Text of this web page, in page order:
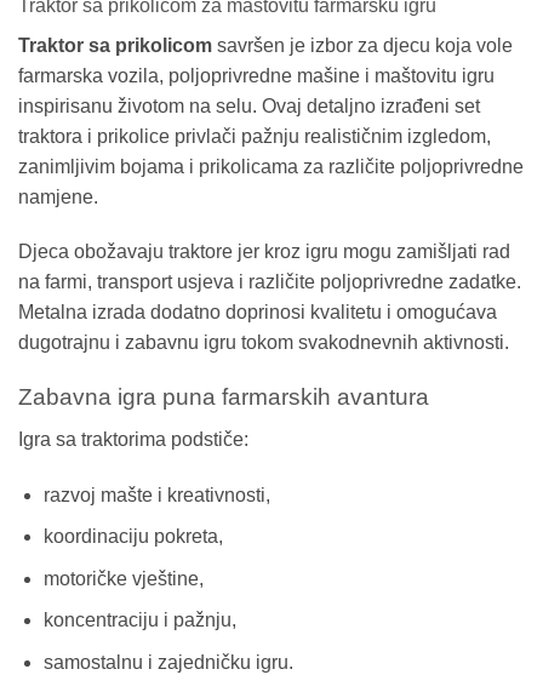
Traktor sa prikolicom za maštovitu farmarsku igru
Traktor sa prikolicom savršen je izbor za djecu koja vole
farmarska vozila, poljoprivredne mašine i maštovitu igru
inspirisanu životom na selu. Ovaj detaljno izrađeni set
traktora i prikolice privlači pažnju realističnim izgledom,
zanimljivim bojama i prikolicama za različite poljoprivredne
namjene.
Djeca obožavaju traktore jer kroz igru mogu zamišljati rad
na farmi, transport usjeva i različite poljoprivredne zadatke.
Metalna izrada dodatno doprinosi kvalitetu i omogućava
dugotrajnu i zabavnu igru tokom svakodnevnih aktivnosti.
Zabavna igra puna farmarskih avantura
Igra sa traktorima podstiče:
razvoj mašte i kreativnosti,
koordinaciju pokreta,
motoričke vještine,
koncentraciju i pažnju,
samostalnu i zajedničku igru.